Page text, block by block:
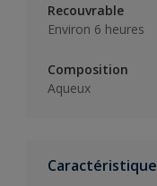
Recouvrable
Environ 6 heures
Composition
Aqueux